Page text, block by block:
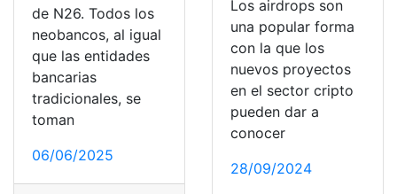
de N26. Todos los
neobancos, al igual
que las entidades
bancarias
tradicionales, se
toman
06/06/2025
Los airdrops son
una popular forma
con la que los
nuevos proyectos
en el sector cripto
pueden dar a
conocer
28/09/2024